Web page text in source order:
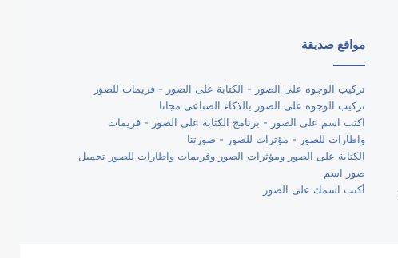
مواقع صديقة
تركيب الوجوه على الصور - الكتابة على الصور - فريمات للصور
تركيب الوجوه على الصور بالذكاء الصناعى مجانا
اكتب اسم على الصور - برنامج الكتابة على الصور - فريمات
واطارات للصور - مؤثرات للصور - صورتنا
الكتابة على الصور ومؤثرات الصور وفريمات واطارات للصور تحميل
صور اسم
أكتب اسمك على الصور